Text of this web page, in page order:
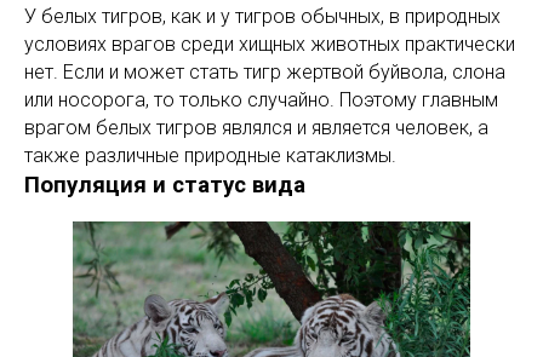
У белых тигров, как и у тигров обычных, в природных
условиях врагов среди хищных животных практически
нет. Если и может стать тигр жертвой буйвола, слона
или носорога, то только случайно. Поэтому главным
врагом белых тигров являлся и является человек, а
также различные природные катаклизмы.
Популяция и статус вида